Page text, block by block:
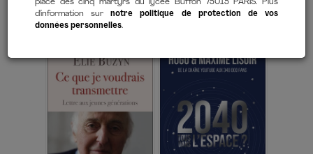
Sir Paul Nurse
À partir de
Frank Martela
place des cinq martyrs du lycée Buffon 75015 PARIS. Plus
d'information surnotre politique de protection de vos
données personnelles.